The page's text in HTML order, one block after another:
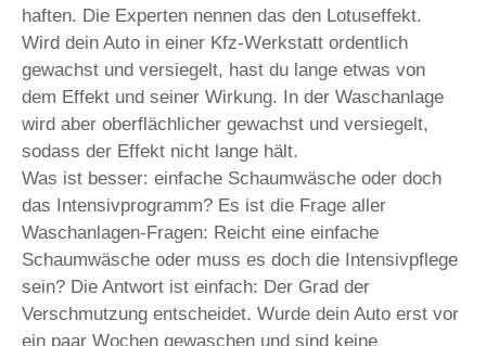
haften. Die Experten nennen das den Lotuseffekt.
Wird dein Auto in einer Kfz-Werkstatt ordentlich
gewachst und versiegelt, hast du lange etwas von
dem Effekt und seiner Wirkung. In der Waschanlage
wird aber oberflächlicher gewachst und versiegelt,
sodass der Effekt nicht lange hält.
Was ist besser: einfache Schaumwäsche oder doch
das Intensivprogramm? Es ist die Frage aller
Waschanlagen-Fragen: Reicht eine einfache
Schaumwäsche oder muss es doch die Intensivpflege
sein? Die Antwort ist einfach: Der Grad der
Verschmutzung entscheidet. Wurde dein Auto erst vor
ein paar Wochen gewaschen und sind keine